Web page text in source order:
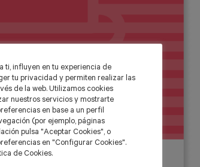
ti, influyen en tu experiencia de
tu privacidad y permiten realizar las
de la web. Utilizamos cookies
nuestros servicios y mostrarte
en base a un perfil
(por ejemplo, páginas
pulsa "Aceptar Cookies", o
en "Configurar Cookies".
de Cookies.